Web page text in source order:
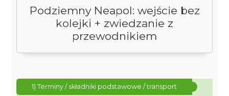
Podziemny Neapol: wejście bez
kolejki + zwiedzanie z
przewodnikiem
1) Terminy / składniki podstawowe / transport